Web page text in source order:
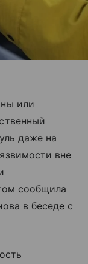
или
даже на
вне
сообщила
в беседе с